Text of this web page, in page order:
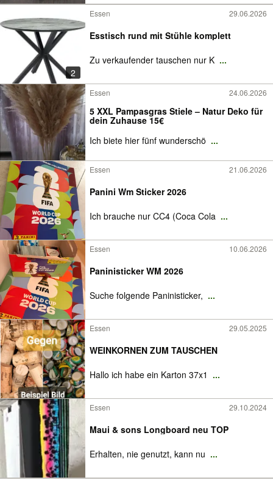
2
Essen 29.06.2026
Esstisch rund mit Stühle komplett
Zu verkaufender tauschen nur K ...
Essen 24.06.2026
5 XXL Pampasgras Stiele – Natur Deko für
dein Zuhause 15€
Ich biete hier fünf wunderschö ...
Essen 21.06.2026
Panini Wm Sticker 2026
Ich brauche nur CC4 (Coca Cola ...
Essen 10.06.2026
Paninisticker WM 2026
Suche folgende Paninisticker, ...
Essen 29.05.2025
WEINKORNEN ZUM TAUSCHEN
Hallo ich habe ein Karton 37x1 ...
Essen 29.10.2024
Maui & sons Longboard neu TOP
Erhalten, nie genutzt, kann nu ...